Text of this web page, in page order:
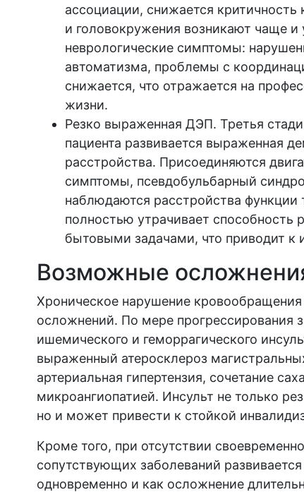
ассоциации, снижается
и головокружения возникают чаще
неврологические симптомы:
автоматизма, проблемы с
снижается, что отражается на
жизни.
Резко выраженная ДЭП. Третья
пациента развивается выраженная
расстройства. Присоединяются
симптомы, псевдобульбарный
наблюдаются расстройства функции
полностью утрачивает способность
бытовыми задачами, что приводит к
Возможные
Хроническое нарушение
осложнений. По мере прогрессирования
ишемического и геморрагического
выраженный атеросклероз
артериальная гипертензия, сочетание
микроангиопатией. Инсульт не только
но и может привести к стойкой
Кроме того, при отсутствии
сопутствующих заболеваний
одновременно и как осложнение